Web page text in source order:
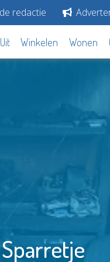
redactie
Uit Winkelen Wonen